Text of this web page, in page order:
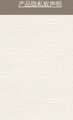
产品隐私权声明